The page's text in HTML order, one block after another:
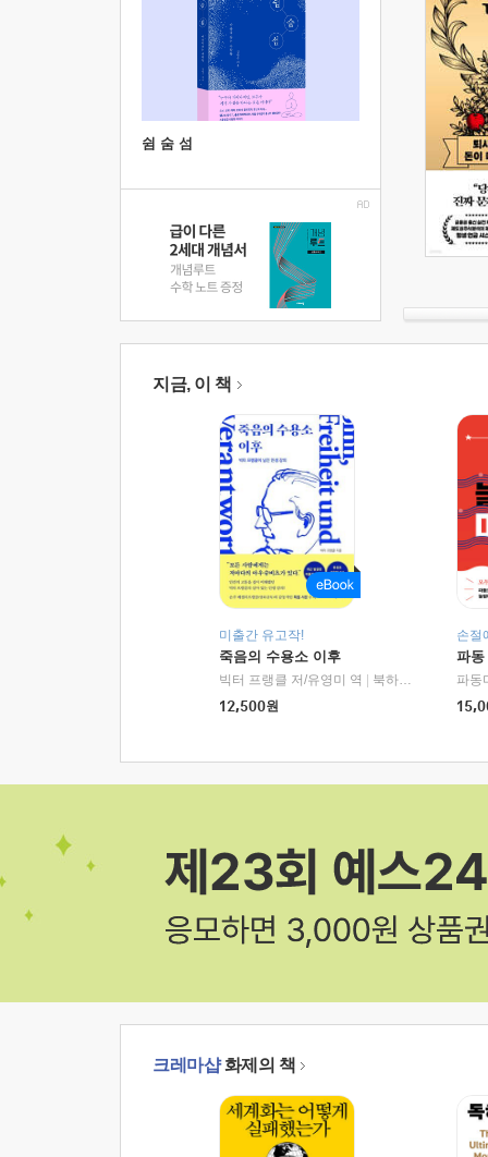
쉼 숨 섬
지금, 이 책
미출간 유고작!
죽음의 수용소 이후
빅터 프랭클 저/유영미 역
북하우스
12,500원
손절
파동
파동
크레마샵화제의 책